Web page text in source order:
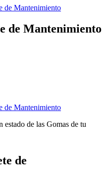
de Mantenimiento
de Mantenimiento
de Mantenimiento
de